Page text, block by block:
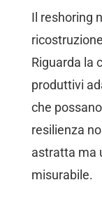
Il reshoring
Riguarda la
produttivi
che
resilienza
astratta ma
misurabile.